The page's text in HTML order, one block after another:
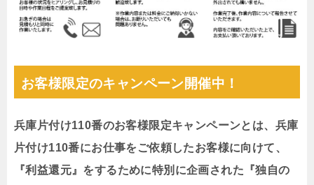
お客様限定のキャンペーン開催中！
兵庫片付け110番のお客様限定キャンペーンとは、兵庫
片付け110番にお仕事をご依頼したお客様に向けて、
『利益還元』をするために特別に企画された『独自の